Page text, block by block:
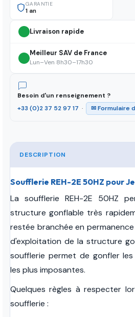
GARANTIE
1 an
Livraison rapide
Meilleur SAV de France
Lun–Ven 8h30–17h30
Besoin d'un renseignement ?
+33 (0)2 37 52 97 17 · ✉ Formulaire
DESCRIPTION
Soufflerie REH-2E 50HZ pour
La soufflerie REH-2E 50HZ
structure gonflable très
restée branchée en
d'exploitation de la structure
soufflerie permet de gonfler
les plus imposantes.
Quelques règles à respecter
soufflerie :